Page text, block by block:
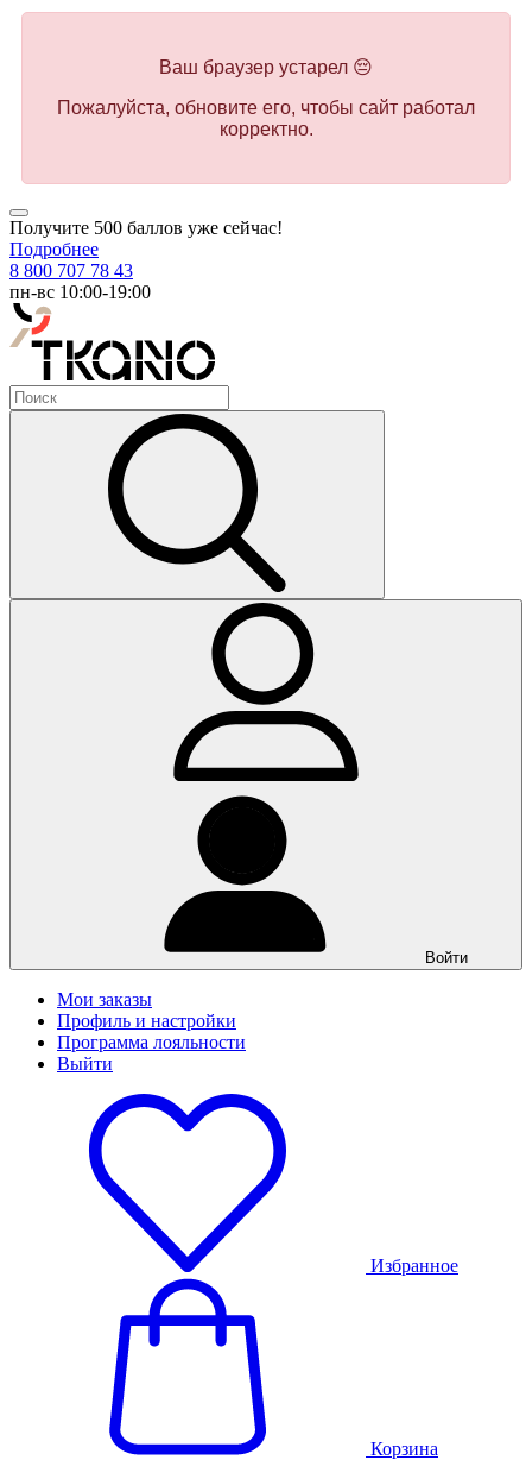
Ваш браузер устарел 😔
Пожалуйста, обновите его, чтобы сайт работал
корректно.
Получите 500 баллов уже сейчас!
Подробнее
8 800 707 78 43
пн-вс 10:00-19:00
Войти
Мои заказы
Профиль и настройки
Программа лояльности
Выйти
Избранное
Корзина